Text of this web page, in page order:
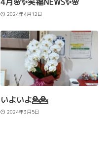
2024年4月12日
いよいよ💁💁
2024年3月5日